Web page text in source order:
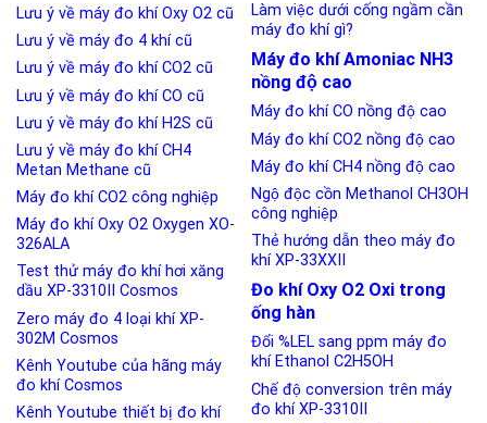
Lưu ý về máy đo khí Oxy O2 cũ
Lưu ý về máy đo 4 khí cũ
Lưu ý về máy đo khí CO2 cũ
Lưu ý về máy đo khí CO cũ
Lưu ý về máy đo khí H2S cũ
Lưu ý về máy đo khí CH4
Metan Methane cũ
Máy đo khí CO2 công nghiệp
Máy đo khí Oxy O2 Oxygen XO-
326ALA
Test thử máy đo khí hơi xăng
dầu XP-3310II Cosmos
Zero máy đo 4 loại khí XP-
302M Cosmos
Kênh Youtube của hãng máy
đo khí Cosmos
Kênh Youtube thiết bị đo khí
Làm việc dưới cống ngầm cần
máy đo khí gì?
Máy đo khí Amoniac NH3
nồng độ cao
Máy đo khí CO nồng độ cao
Máy đo khí CO2 nồng độ cao
Máy đo khí CH4 nồng độ cao
Ngộ độc cồn Methanol CH3OH
công nghiệp
Thẻ hướng dẫn theo máy đo
khí XP-33XXII
Đo khí Oxy O2 Oxi trong
ống hàn
Đổi %LEL sang ppm máy đo
khí Ethanol C2H5OH
Chế độ conversion trên máy
đo khí XP-3310II